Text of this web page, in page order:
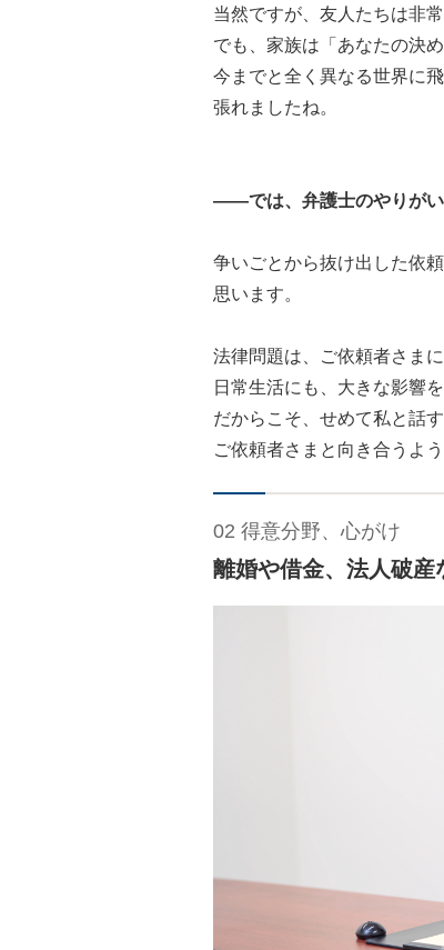
当然ですが、友人たちは非
でも、家族は「あなたの決
今までと全く異なる世界に
張れましたね。
――では、弁護士のやりがい
争いごとから抜け出した依
思います。
法律問題は、ご依頼者さま
日常生活にも、大きな影響
だからこそ、せめて私と話
ご依頼者さまと向き合うよ
02 得意分野、心がけ
離婚や借金、法人破産